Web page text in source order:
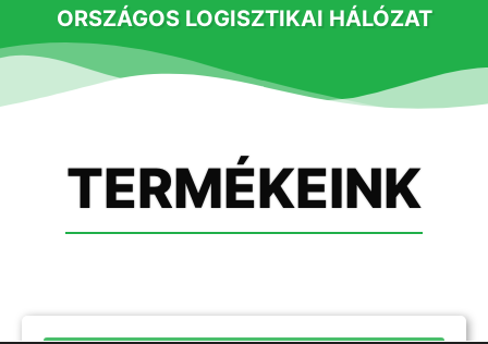
ORSZÁGOS LOGISZTIKAI HÁLÓZAT
TERMÉKEINK